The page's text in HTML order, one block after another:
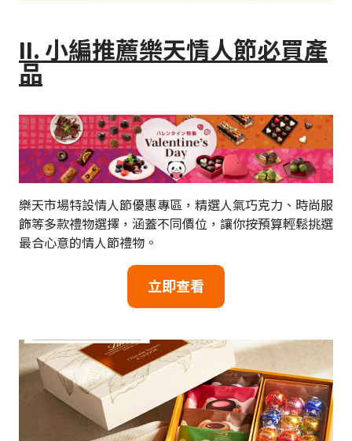
II. 小編推薦樂天情人節必買產
品
樂天市場特設情人節優惠專區，精選人氣巧克力、時尚服
飾等多款禮物選擇，涵蓋不同價位，讓你按預算輕鬆挑選
最合心意的情人節禮物。
立即查看